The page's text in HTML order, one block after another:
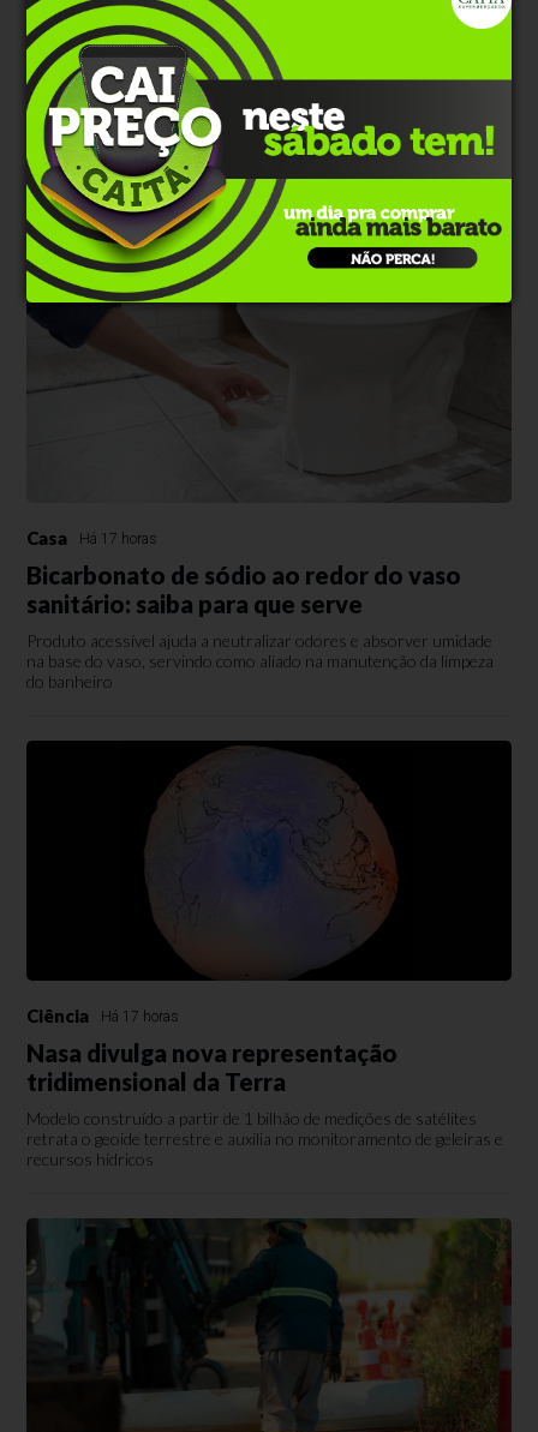
Golpes Há 6 minutos
Prefeitura alerta para golpe sobre falsas
irregularidades em alvarás
Golpistas utilizam nome de setor inexistente para enviar links
maliciosos; Executivo reforça que não encaminha links e divulga
canais oficiais
Casa Há 17 horas
Bicarbonato de sódio ao redor do vaso
sanitário: saiba para que serve
Produto acessível ajuda a neutralizar odores e absorver umidade
na base do vaso, servindo como aliado na manutenção da limpeza
do banheiro
Ciência Há 17 horas
Nasa divulga nova representação
tridimensional da Terra
Modelo construído a partir de 1 bilhão de medições de satélites
retrata o geoide terrestre e auxilia no monitoramento de geleiras e
recursos hídricos